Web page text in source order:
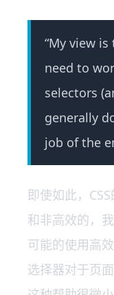
“My view
need to
selectors
generally
job of the
即使如此，
和非高效的，
可能的使用高
选择器对于页